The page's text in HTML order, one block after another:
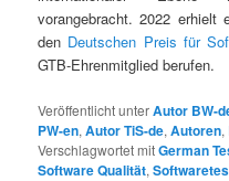
vorangebracht. 2022 erhielt
den Deutschen Preis für
GTB-Ehrenmitglied berufen.
Veröffentlicht unterAutor BW-
PW-en,Autor TiS-de,Autoren,
Verschlagwortet mitGerman
Software Qualität,